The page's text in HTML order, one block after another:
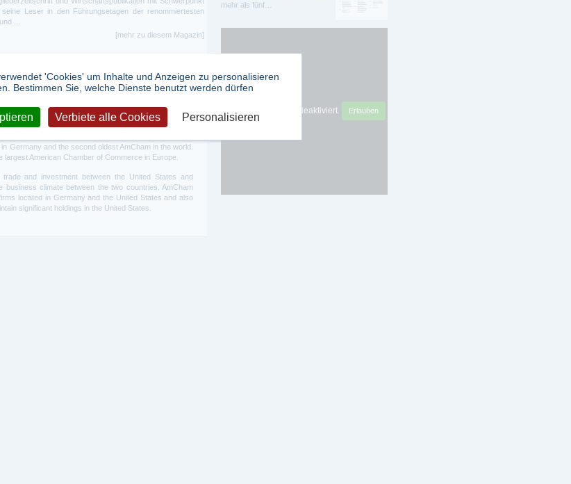
Leser in den Führungsetagen der renommiertesten
...
[mehr zu diesem Magazin]
as the American Chamber of Commerce. At the
60% were American citizens and 40% German.
Germany and the second oldest AmCham in the world.
American Chamber of Commerce in Europe.
and investment between the United States and
climate between the two countries. AmCham
located in Germany and the United States and also
significant holdings in the United States.
mehr als fünf…
Google Adsense ist deaktiviert. Erlauben
'Cookies' um Inhalte und Anzeigen zu personalisieren
Bestimmen Sie, welche Dienste benutzt werden dürfen
Verbiete alle Cookies Personalisieren